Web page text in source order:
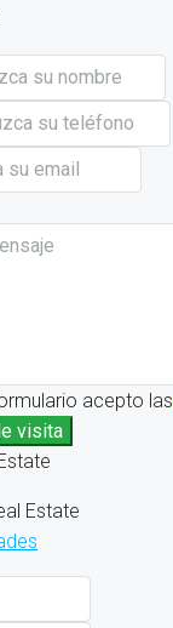
acepto las
visita
Estate